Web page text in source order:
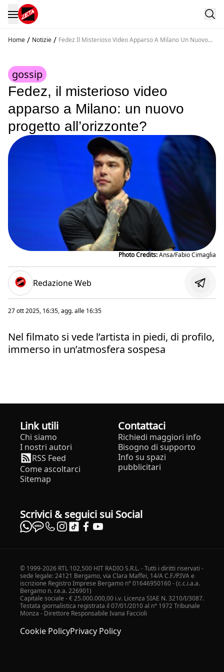
Home / Notizie / Fedez Il Misterioso Video Apparso A Milano Un Nuovo
gossip
Fedez, il misterioso video
apparso a Milano: un nuovo
progetto all’orizzonte?
Photo Credits:Ansa/Fabio Cimaglia
Redazione Web
27 ott 2025, 16:35, agg. alle 16:35
Nel filmato si vede l’artista in piedi, di profilo,
immerso in un’atmosfera sospesa
Link utili
Chi siamo
I nostri autori
RSS Feed
Come ascoltarci
Sitemap
Contattaci
Richiedi maggiori info
Bisogno di supporto
Info su spazi
pubblicitari
Scrivici & seguici sui Social
© 1999-2026 RTL 102,500 HIT RADIO S.R.L. - Tutti i diritti riservati -
sede legale: 24121 Bergamo, via Clara Maffei, 14/A C.F./P.IVA e
iscrizione Registro Imprese Bergamo n° 01646950160 - (c.c.i.a.a.
Bergamo n. r.e.a. 226901)
Capitale sociale - € 25.000.000,00 i.v. Licenza SIAE N. 3210/I/3087.
Testata giornalistica registrata il 07/01/2010 al n° 1972 Tribunale
Monza - Direttore Responsabile Ivana Faccioli
Cookie PolicyPrivacy Policy